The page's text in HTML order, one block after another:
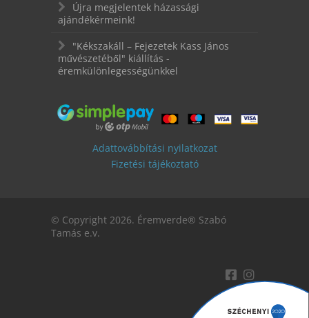
Újra megjelentek házassági
ajándékérmeink!
"Kékszakáll – Fejezetek Kass János
művészetéből" kiállítás -
éremkülönlegességünkkel
Adattovábbítási nyilatkozat
Fizetési tájékoztató
© Copyright 2026. Éremverde® Szabó
Tamás e.v.